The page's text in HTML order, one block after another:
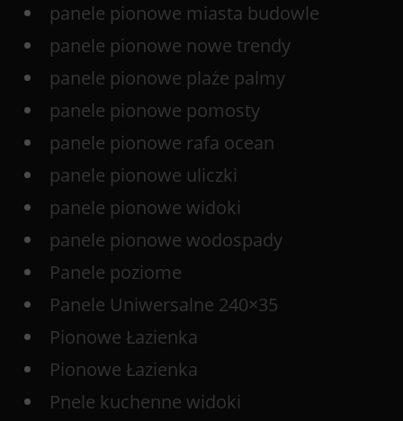
panele pionowe miasta budowle
panele pionowe nowe trendy
panele pionowe plaże palmy
panele pionowe pomosty
panele pionowe rafa ocean
panele pionowe uliczki
panele pionowe widoki
panele pionowe wodospady
Panele poziome
Panele Uniwersalne 240×35
Pionowe Łazienka
Pionowe Łazienka
Pnele kuchenne widoki